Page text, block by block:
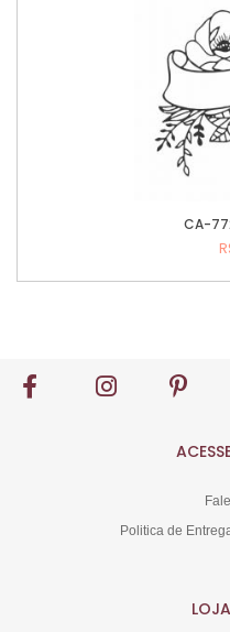
CA-
Politica de